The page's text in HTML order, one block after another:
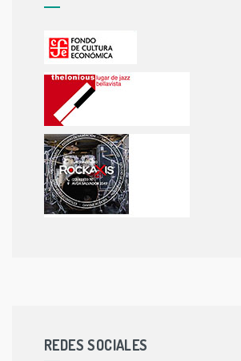
REDES SOCIALES